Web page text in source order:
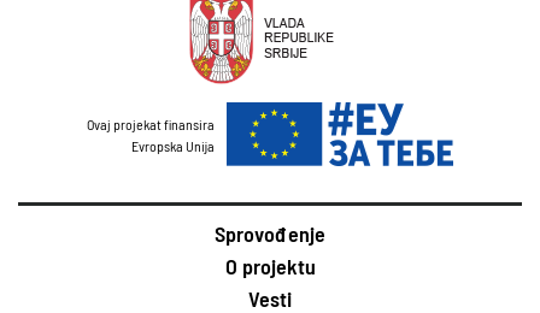
Ovaj projekat finansira
Evropska Unija
Sprovođenje
O projektu
Vesti